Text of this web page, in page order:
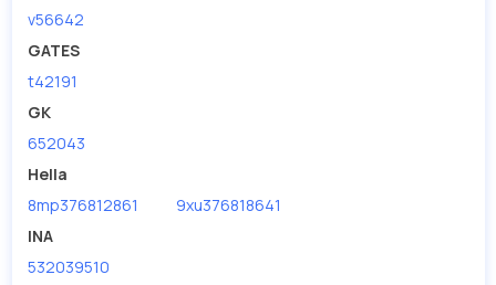
v56642
GATES
t42191
GK
652043
Hella
8mp376812861
9xu376818641
INA
532039510